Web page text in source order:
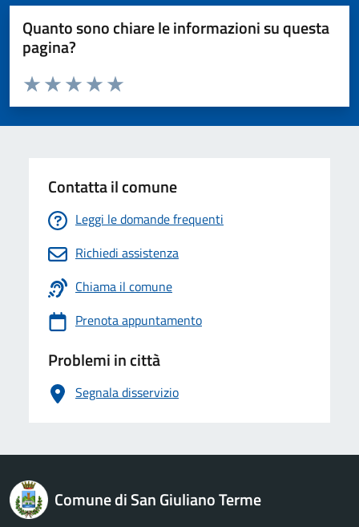
Quanto sono chiare le informazioni su questa
pagina?
Valuta da 1 a 5 stelle la pagina
Valuta 5 stelle su 5
Valuta 4 stelle su 5
Valuta 3 stelle su 5
Valuta 2 stelle su 5
Valuta 1 stelle su 5
Contatta il comune
Leggi le domande frequenti
Richiedi assistenza
Chiama il comune
Prenota appuntamento
Problemi in città
Segnala disservizio
logo Unione Europea
Comune di San Giuliano Terme